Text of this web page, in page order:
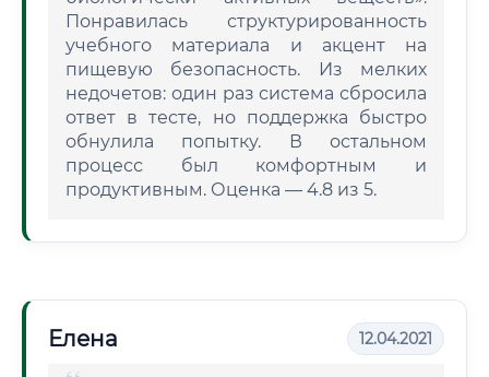
Понравилась структурированность
учебного материала и акцент на
пищевую безопасность. Из мелких
недочетов: один раз система сбросила
ответ в тесте, но поддержка быстро
обнулила попытку. В остальном
процесс был комфортным и
продуктивным. Оценка — 4.8 из 5.
Елена 12.04.2021